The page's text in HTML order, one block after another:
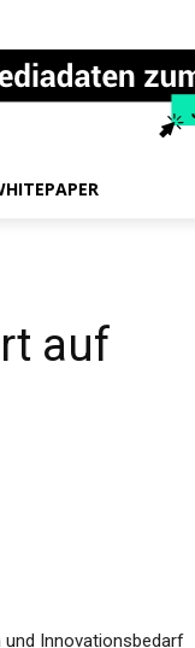
auf
und Innovationsbedarf